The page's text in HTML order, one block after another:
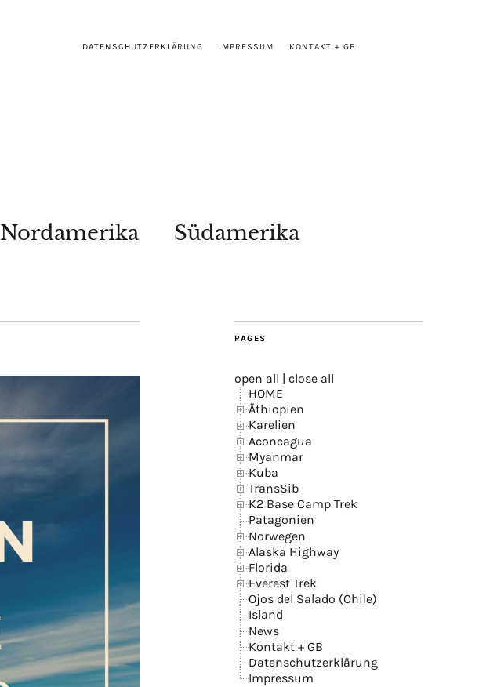
DATENSCHUTZERKLÄRUNG IMPRESSUM KONTAKT + GB
Nordamerika Südamerika
PAGES
open all | close all
HOME
Äthiopien
Karelien
Aconcagua
Myanmar
Kuba
TransSib
K2 Base Camp Trek
Patagonien
Norwegen
Alaska Highway
Florida
Everest Trek
Ojos del Salado (Chile)
Island
News
Kontakt + GB
Datenschutzerklärung
Impressum